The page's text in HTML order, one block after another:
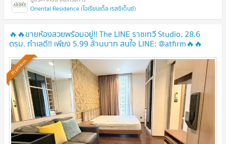
Oriental Residence (โอเรียนเต็ล เรสซิเด็นซ์)
🔥🔥ขายห้องสวยพร้อมอยู่!! The LINE ราชเทวี Studio. 28.6
ตรม. ทำเลดี!! เพียง 5.99 ล้านบาท สนใจ LINE: @atfirm🔥🔥
Premium